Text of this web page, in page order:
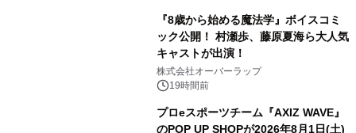
『8歳から始める魔法学』ボイスコミ
ック公開！ 村瀬歩、藤原夏海ら大人気
キャストが出演！
株式会社オーバーラップ
19時間前
プロeスポーツチーム『AXIZ WAVE』
のPOP UP SHOPが2026年8月1日(土)